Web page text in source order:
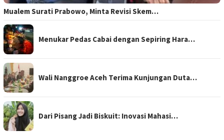
Mualem Surati Prabowo, Minta Revisi Skem…
Menukar Pedas Cabai dengan Sepiring Hara…
Wali Nanggroe Aceh Terima Kunjungan Duta…
Dari Pisang Jadi Biskuit: Inovasi Mahasi…